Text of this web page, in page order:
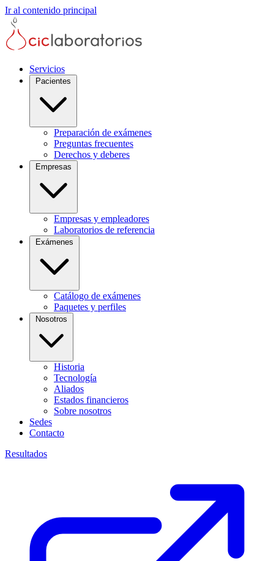
Ir al contenido principal
Servicios
Preparación de exámenes
Preguntas frecuentes
Derechos y deberes
Empresas y empleadores
Laboratorios de referencia
Catálogo de exámenes
Paquetes y perfiles
Historia
Tecnología
Aliados
Estados financieros
Sobre nosotros
Sedes
Contacto
Resultados